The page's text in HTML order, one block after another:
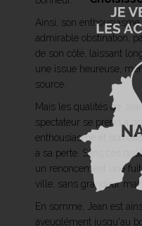
Ainsi, son
admirable obstination,
de son côté, laissant
une issue heureuse,
source.
Mais les qualités de
spectateur se prend à
enthousiasme et son
à sa perte. Sans ces
un renoncement une
ville, sans grandeur
En somme, Jean est
aveuglément jusqu'au